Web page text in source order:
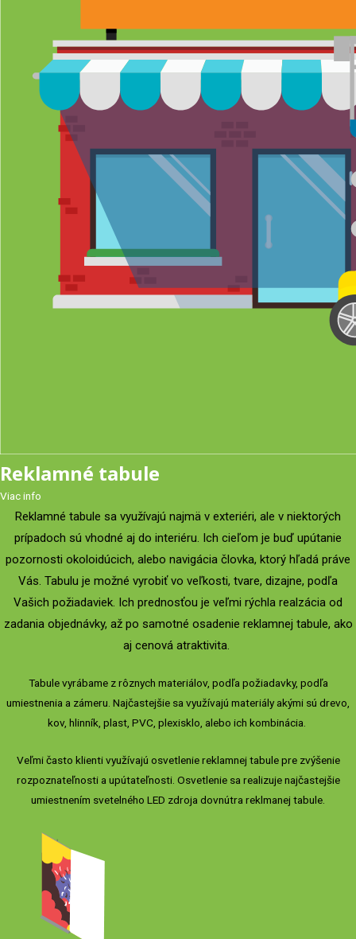
Reklamné tabule
Viac info
Reklamné tabule sa využívajú najmä v exteriéri, ale v niektorých
prípadoch sú vhodné aj do interiéru. Ich cieľom je buď upútanie
pozornosti okoloidúcich, alebo navigácia človka, ktorý hľadá práve
Vás. Tabulu je možné vyrobiť vo veľkosti, tvare, dizajne, podľa
Vašich požiadaviek. Ich prednosťou je veľmi rýchla realzácia od
zadania objednávky, až po samotné osadenie reklamnej tabule, ako
aj cenová atraktivita.
Tabule vyrábame z rôznych materiálov, podľa požiadavky, podľa
umiestnenia a zámeru. Najčastejšie sa využívajú materiály akými sú drevo,
kov, hlinník, plast, PVC, plexisklo, alebo ich kombinácia.
Veľmi často klienti využívajú osvetlenie reklamnej tabule pre zvýšenie
rozpoznateľnosti a upútateľnosti. Osvetlenie sa realizuje najčastejšie
umiestnením svetelného LED zdroja dovnútra reklmanej tabule.